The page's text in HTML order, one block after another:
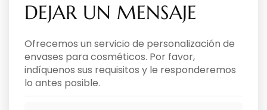
DEJAR UN MENSAJE
Ofrecemos un servicio de personalización de
envases para cosméticos. Por favor,
indíquenos sus requisitos y le responderemos
lo antes posible.